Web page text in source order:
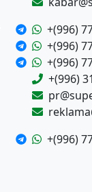
+(996)
+(996)
+(996)
+(996)
+(996)